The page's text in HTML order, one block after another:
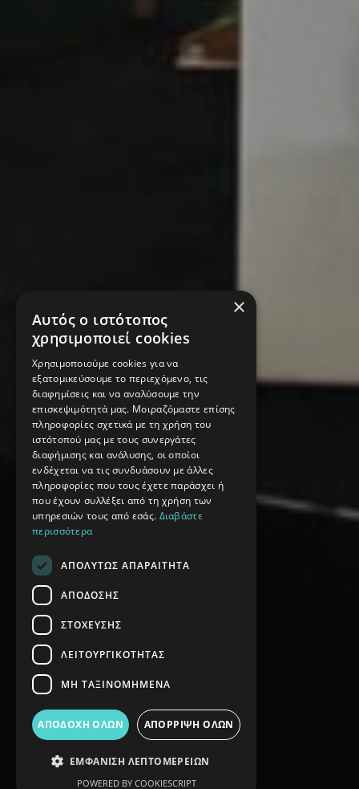
×
Αυτός ο ιστότοπος
χρησιμοποιεί cookies
Χρησιμοποιούμε cookies για να
εξατομικεύσουμε το περιεχόμενο, τις
διαφημίσεις και να αναλύσουμε την
επισκεψιμότητά μας. Μοιραζόμαστε επίσης
πληροφορίες σχετικά με τη χρήση του
ιστότοπού μας με τους συνεργάτες
διαφήμισης και ανάλυσης, οι οποίοι
ενδέχεται να τις συνδυάσουν με άλλες
πληροφορίες που τους έχετε παράσχει ή
που έχουν συλλέξει από τη χρήση των
υπηρεσιών τους από εσάς. Διαβάστε
περισσότερα
ΑΠΟΛΎΤΩΣ ΑΠΑΡΑΊΤΗΤΑ
ΑΠΌΔΟΣΗΣ
ΣΤΌΧΕΥΣΗΣ
ΛΕΙΤΟΥΡΓΙΚΌΤΗΤΑΣ
ΜΗ ΤΑΞΙΝΟΜΗΜΈΝΑ
ΑΠΟΔΟΧΉ ΌΛΩΝ ΑΠΌΡΡΙΨΗ ΌΛΩΝ
ΕΜΦΆΝΙΣΗ ΛΕΠΤΟΜΕΡΕΙΏΝ
POWERED BY COOKIESCRIPT